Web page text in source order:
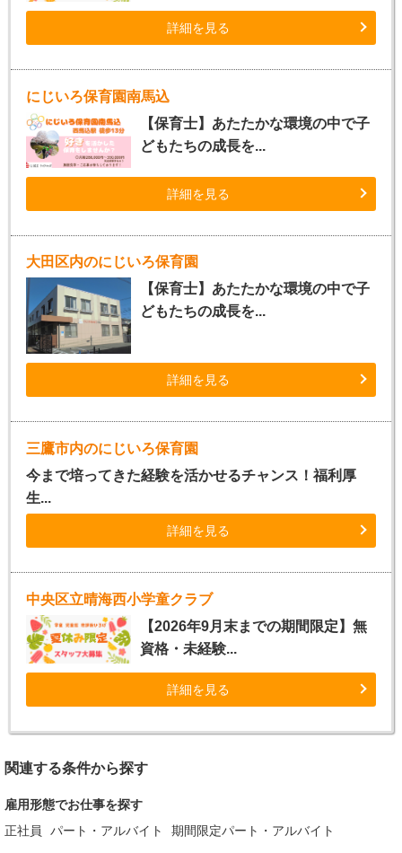
詳細を見る
にじいろ保育園南馬込
【保育士】あたたかな環境の中で子
どもたちの成長を...
詳細を見る
大田区内のにじいろ保育園
【保育士】あたたかな環境の中で子
どもたちの成長を...
詳細を見る
三鷹市内のにじいろ保育園
今まで培ってきた経験を活かせるチャンス！福利厚
生...
詳細を見る
中央区立晴海西小学童クラブ
【2026年9月末までの期間限定】無
資格・未経験...
詳細を見る
関連する条件から探す
雇用形態でお仕事を探す
正社員
パート・アルバイト 期間限定パート・アルバイト